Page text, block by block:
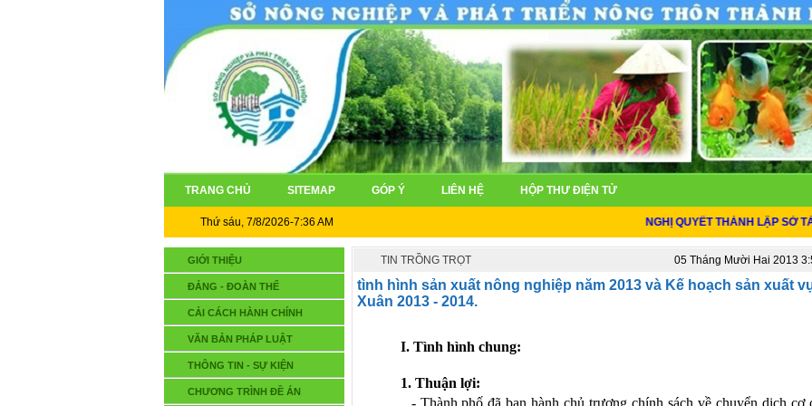
TRANG CHỦ SITEMAP GÓP Ý LIÊN HỆ HỘP THƯ ĐIỆN TỬ
Thứ sáu, 7/8/2026-7:36 AM NGHỊ QUYẾT THÀNH LẬP SỞ TÀI
GIỚI THIỆU
ĐẢNG - ĐOÀN THỂ
CẢI CÁCH HÀNH CHÍNH
VĂN BẢN PHÁP LUẬT
THÔNG TIN - SỰ KIỆN
CHƯƠNG TRÌNH ĐỀ ÁN
TIN TRỒNG TRỌT 05 Tháng Mười Hai 2013
tình hình sản xuất nông nghiệp năm 2013 và Kế hoạch sản xuất
Xuân 2013 - 2014.
I. Tình hình chung:
1. Thuận lợi:
- Thành phố đã ban hành chủ trương chính sách về chuyển dịch cơ